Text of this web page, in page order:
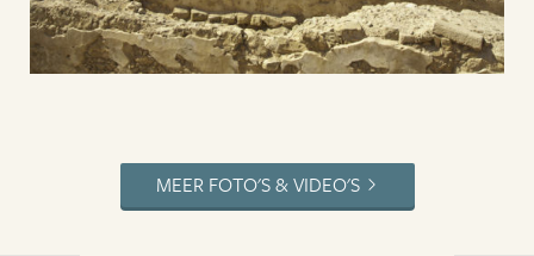
MEER FOTO'S & VIDEO'S